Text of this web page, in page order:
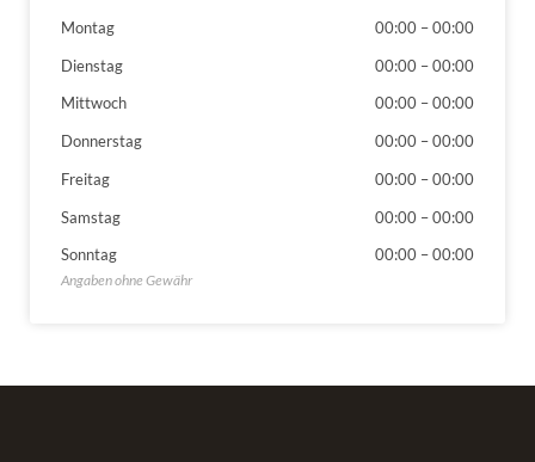
Montag 00:00 –00:00
Dienstag
00:00 –00:00
Mittwoch
00:00 –00:00
Donnerstag
00:00 –00:00
Freitag
00:00 –00:00
Samstag
00:00 –00:00
Sonntag
00:00 –00:00